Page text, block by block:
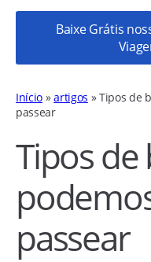
Baixe Grátis
Início »artigos »Tipos de
passear
Tipos de
passear